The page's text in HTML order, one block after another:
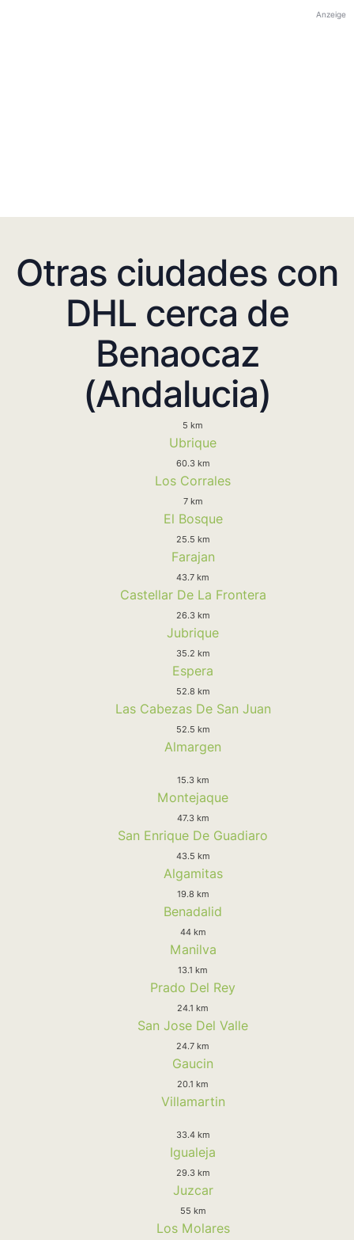
Anzeige
Otras ciudades con
DHL cerca de
Benaocaz
(Andalucia)
5 km
Ubrique
60.3 km
Los Corrales
7 km
El Bosque
25.5 km
Farajan
43.7 km
Castellar De La Frontera
26.3 km
Jubrique
35.2 km
Espera
52.8 km
Las Cabezas De San Juan
52.5 km
Almargen
15.3 km
Montejaque
47.3 km
San Enrique De Guadiaro
43.5 km
Algamitas
19.8 km
Benadalid
44 km
Manilva
13.1 km
Prado Del Rey
24.1 km
San Jose Del Valle
24.7 km
Gaucin
20.1 km
Villamartin
33.4 km
Igualeja
29.3 km
Juzcar
55 km
Los Molares